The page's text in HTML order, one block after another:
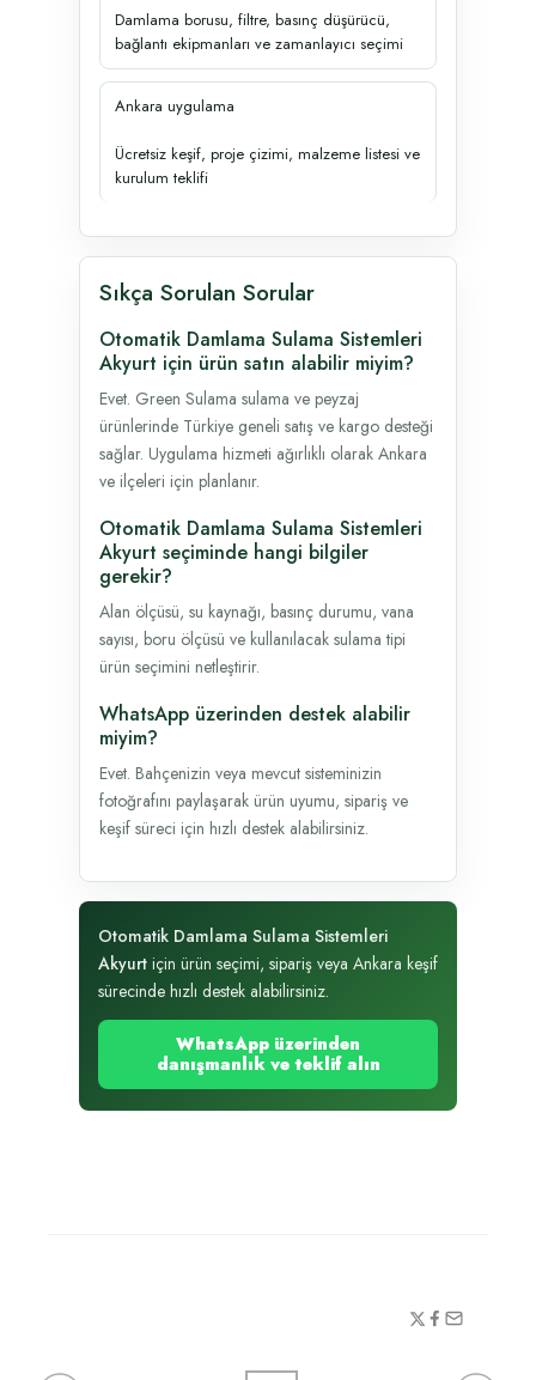
Damlama borusu, filtre, basınç düşürücü,
bağlantı ekipmanları ve zamanlayıcı seçimi
Ankara uygulama
Ücretsiz keşif, proje çizimi, malzeme listesi ve
kurulum teklifi
Sıkça Sorulan Sorular
Otomatik Damlama Sulama Sistemleri
Akyurt için ürün satın alabilir miyim?
Evet. Green Sulama sulama ve peyzaj
ürünlerinde Türkiye geneli satış ve kargo desteği
sağlar. Uygulama hizmeti ağırlıklı olarak Ankara
ve ilçeleri için planlanır.
Otomatik Damlama Sulama Sistemleri
Akyurt seçiminde hangi bilgiler
gerekir?
Alan ölçüsü, su kaynağı, basınç durumu, vana
sayısı, boru ölçüsü ve kullanılacak sulama tipi
ürün seçimini netleştirir.
WhatsApp üzerinden destek alabilir
miyim?
Evet. Bahçenizin veya mevcut sisteminizin
fotoğrafını paylaşarak ürün uyumu, sipariş ve
keşif süreci için hızlı destek alabilirsiniz.
Otomatik Damlama Sulama Sistemleri
Akyurt için ürün seçimi, sipariş veya Ankara keşif
sürecinde hızlı destek alabilirsiniz.
WhatsApp üzerinden
danışmanlık ve teklif alın